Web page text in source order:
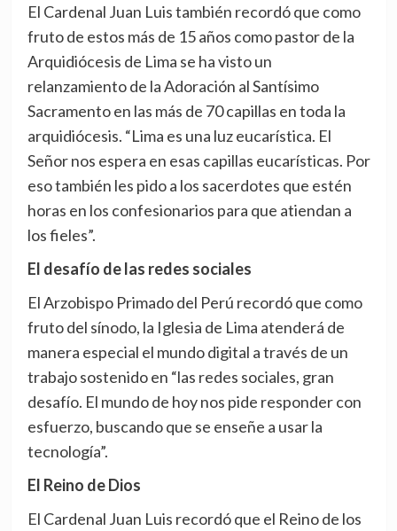
El Cardenal Juan Luis también recordó que como
fruto de estos más de 15 años como pastor de la
Arquidiócesis de Lima se ha visto un
relanzamiento de la Adoración al Santísimo
Sacramento en las más de 70 capillas en toda la
arquidiócesis. “Lima es una luz eucarística. El
Señor nos espera en esas capillas eucarísticas. Por
eso también les pido a los sacerdotes que estén
horas en los confesionarios para que atiendan a
los fieles”.
El desafío de las redes sociales
El Arzobispo Primado del Perú recordó que como
fruto del sínodo, la Iglesia de Lima atenderá de
manera especial el mundo digital a través de un
trabajo sostenido en “las redes sociales, gran
desafío. El mundo de hoy nos pide responder con
esfuerzo, buscando que se enseñe a usar la
tecnología”.
El Reino de Dios
El Cardenal Juan Luis recordó que el Reino de los